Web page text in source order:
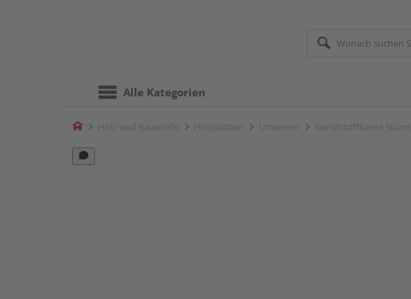
Alle Kategorien
Home